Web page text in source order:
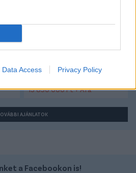
Data Access Privacy Policy
Üzemanyag: Dízel
13 850 000 Ft + Áfa
AJÁNLATOK
a Facebookon is!